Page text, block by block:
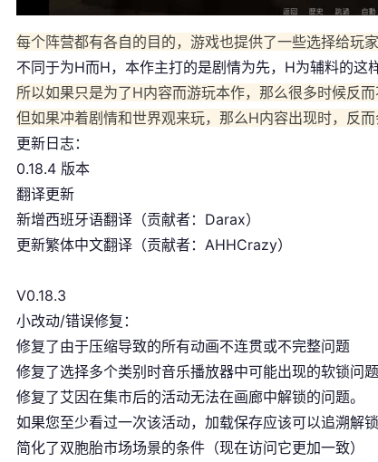
每个阵营都有各自的目的，游戏也提供了一些选择给玩家
不同于为H而H，本作主打的是剧情为先，H为辅料的这
所以如果只是为了H内容而游玩本作，那么很多时候反而
但如果冲着剧情和世界观来玩，那么H内容出现时，反而
更新日志：
0.18.4 版本
翻译更新
新增西班牙语翻译（贡献者：Darax）
更新繁体中文翻译（贡献者：AHHCrazy）
V0.18.3
小改动/错误修复：
修复了由于压缩导致的所有动画不连贯或不完整问题
修复了选择多个类别时音乐播放器中可能出现的软锁问题
修复了艾因在集市后的活动无法在画廊中解锁的问题。
如果您至少看过一次该活动，加载保存应该可以追溯解锁
简化了双胞胎市场场景的条件（现在访问它更加一致）